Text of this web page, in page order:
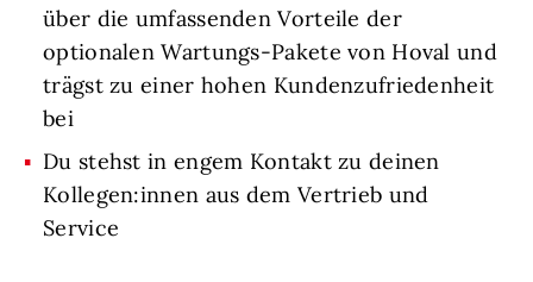
über die umfassenden Vorteile der
optionalen Wartungs-Pakete von Hoval und
trägst zu einer hohen Kundenzufriedenheit
bei
Du stehst in engem Kontakt zu deinen
Kollegen:innen aus dem Vertrieb und
Service